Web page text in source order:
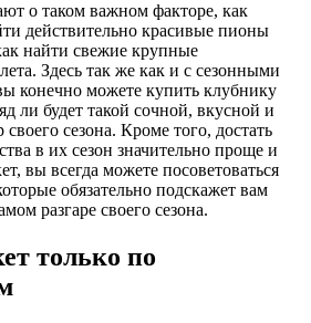
о таком важном факторе, как
действительно красивые пионы
найти свежие крупные
Здесь так же как и с сезонными
конечно можете купить клубнику
ли будет такой сочной, вкусной и
своего сезона. Кроме того, достать
в их сезон значительно проще и
вы всегда можете посоветоваться
обязательно подскажет вам
разгаре своего сезона.
только по